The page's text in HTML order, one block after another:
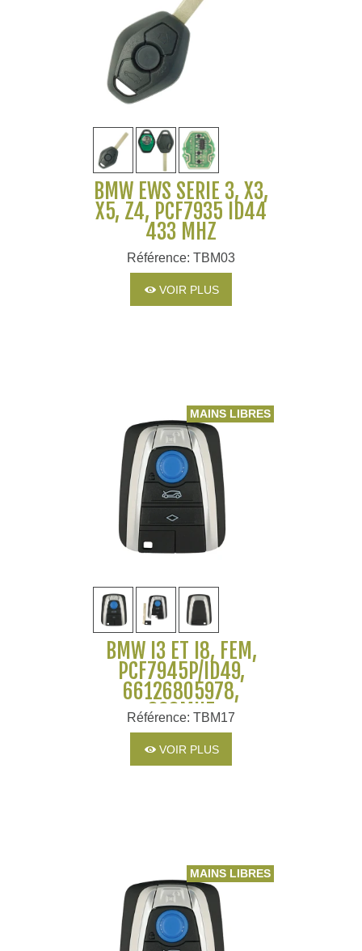
BMW EWS SERIE 3, X3,
X5, Z4, PCF7935 ID44
433 MHZ
Référence: TBM03
VOIR PLUS
MAINS LIBRES
BMW I3 ET I8, FEM,
PCF7945P/ID49,
66126805978,
868MHZ
Référence: TBM17
VOIR PLUS
MAINS LIBRES